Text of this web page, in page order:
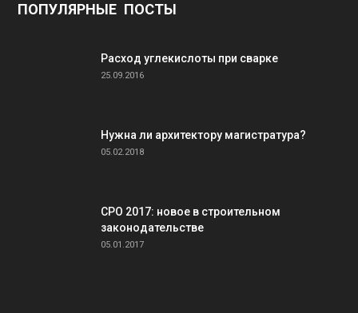
ПОПУЛЯРНЫЕ ПОСТЫ
Расход углекислоты при сварке
25.09.2016
Нужна ли архитектору магистратура?
05.02.2018
СРО 2017: новое в строительном
законодательстве
05.01.2017